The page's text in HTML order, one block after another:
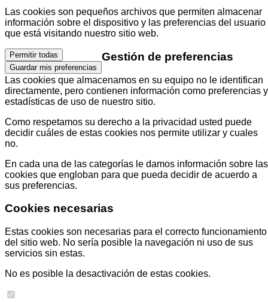
Las cookies son pequeños archivos que permiten almacenar
información sobre el dispositivo y las preferencias del usuario
que está visitando nuestro sitio web.
Permitir todas
Guardar mis preferencias
Gestión de preferencias
Las cookies que almacenamos en su equipo no le identifican
directamente, pero contienen información como preferencias y
estadísticas de uso de nuestro sitio.
Como respetamos su derecho a la privacidad usted puede
decidir cuáles de estas cookies nos permite utilizar y cuales
no.
En cada una de las categorías le damos información sobre las
cookies que engloban para que pueda decidir de acuerdo a
sus preferencias.
Cookies necesarias
Estas cookies son necesarias para el correcto funcionamiento
del sitio web. No sería posible la navegación ni uso de sus
servicios sin estas.
No es posible la desactivación de estas cookies.